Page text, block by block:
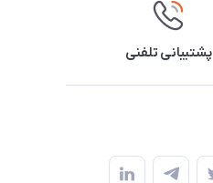
پشتیبانی تلفنی